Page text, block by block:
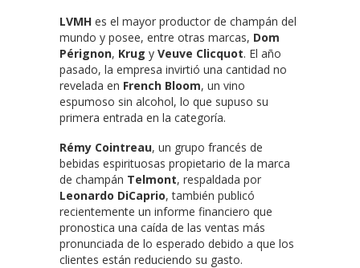
LVMH es el mayor productor de champán del
mundo y posee, entre otras marcas, Dom
Pérignon, Krug y Veuve Clicquot. El año
pasado, la empresa invirtió una cantidad no
revelada en French Bloom, un vino
espumoso sin alcohol, lo que supuso su
primera entrada en la categoría.
Rémy Cointreau, un grupo francés de
bebidas espirituosas propietario de la marca
de champán Telmont, respaldada por
Leonardo DiCaprio, también publicó
recientemente un informe financiero que
pronostica una caída de las ventas más
pronunciada de lo esperado debido a que los
clientes están reduciendo su gasto.